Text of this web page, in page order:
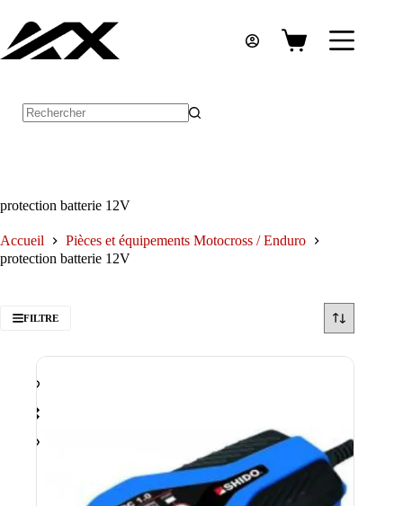
contenu
Panier
protection batterie 12V
Accueil
Pièces et équipements Motocross / Enduro
protection batterie 12V
FILTRE